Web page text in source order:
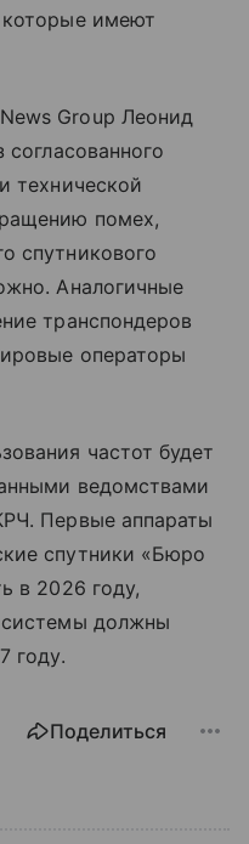
имеют
Group Леонид
согласованного
технической
помех,
спутникового
Аналогичные
транспондеров
операторы
частот будет
ведомствами
Первые аппараты
спутники «Бюро
в 2026 году,
системы должны
году.
Поделиться